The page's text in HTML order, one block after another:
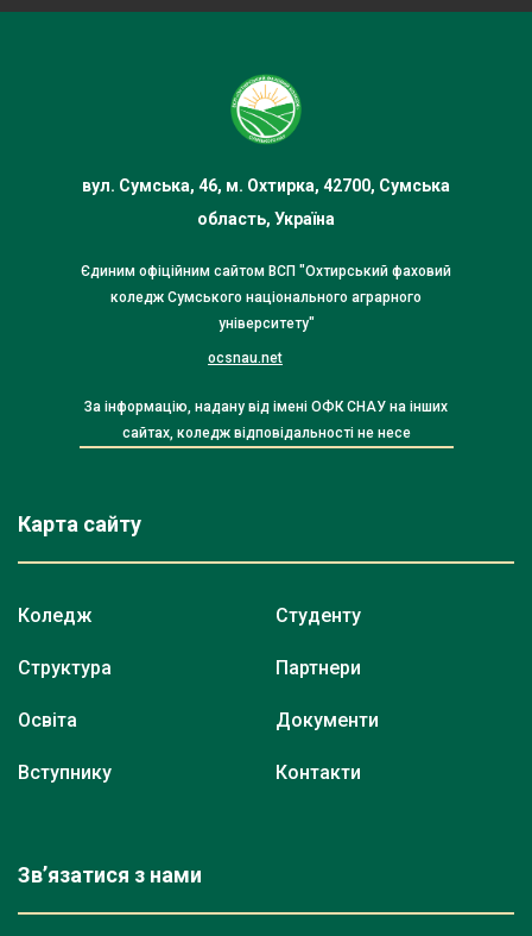
вул. Сумська, 46, м. Охтирка, 42700, Сумська
область, Україна
Єдиним офіційним сайтом ВСП "Охтирський фаховий
коледж Сумського національного аграрного
університету"
ocsnau.net
За інформацію, надану від імені ОФК СНАУ на інших
сайтах, коледж відповідальності не несе
Карта сайту
Коледж
Структура
Освіта
Вступнику
Студенту
Партнери
Документи
Контакти
Зв’язатися з нами